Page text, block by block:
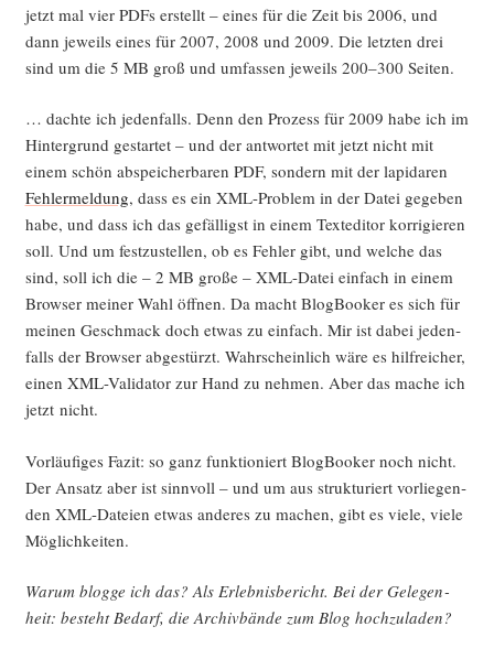
jetzt mal vier PDFs erstellt – eines für die Zeit bis 2006, und
dann jeweils eines für 2007, 2008 und 2009. Die letz­ten drei
sind um die 5 MB groß und umfas­sen jeweils 200–300 Seiten.
… dach­te ich jeden­falls. Denn den Pro­zess für 2009 habe ich im
Hin­ter­grund gestar­tet – und der ant­wor­tet mit jetzt nicht mit
einem schön abspei­cher­ba­ren PDF, son­dern mit der lapi­da­ren
Feh­ler­mel­dung, dass es ein XML-Pro­blem in der Datei gege­ben
habe, und dass ich das gefäl­ligst in einem Text­edi­tor kor­ri­gie­ren
soll. Und um fest­zu­stel­len, ob es Feh­ler gibt, und wel­che das
sind, soll ich die – 2 MB gro­ße – XML-Datei ein­fach in einem
Brow­ser mei­ner Wahl öff­nen. Da macht Blog­Boo­ker es sich für
mei­nen Geschmack doch etwas zu ein­fach. Mir ist dabei jeden­
falls der Brow­ser abge­stürzt. Wahr­schein­lich wäre es hilf­rei­cher,
einen XML-Vali­da­tor zur Hand zu neh­men. Aber das mache ich
jetzt nicht.
Vor­läu­fi­ges Fazit: so ganz funk­tio­niert Blog­Boo­ker noch nicht.
Der Ansatz aber ist sinn­voll – und um aus struk­tu­riert vor­lie­gen­
den XML-Datei­en etwas ande­res zu machen, gibt es vie­le, vie­le
Möglichkeiten.
War­um blog­ge ich das? Als Erleb­nis­be­richt. Bei der Gele­gen­
heit: besteht Bedarf, die Archiv­bän­de zum Blog hochzuladen?